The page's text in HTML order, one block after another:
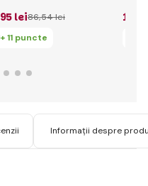
lei86,54 lei
+ 11 puncte
cutie
199
Informații despre